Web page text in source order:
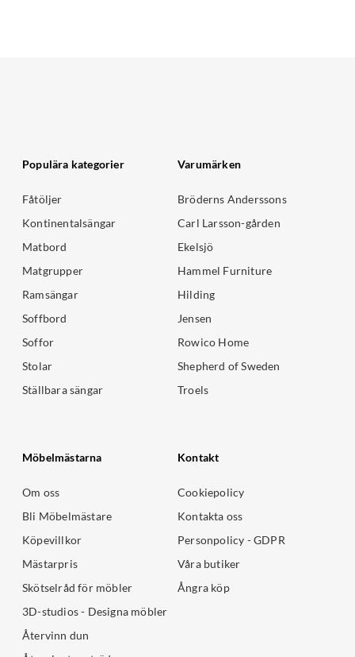
Populära kategorier
Fåtöljer
Kontinentalsängar
Matbord
Matgrupper
Ramsängar
Soffbord
Soffor
Stolar
Ställbara sängar
Varumärken
Bröderns Anderssons
Carl Larsson-gården
Ekelsjö
Hammel Furniture
Hilding
Jensen
Rowico Home
Shepherd of Sweden
Troels
Möbelmästarna
Om oss
Bli Möbelmästare
Köpevillkor
Mästarpris
Skötselråd för möbler
3D-studios - Designa möbler
Återvinn dun
Kontakt
Cookiepolicy
Kontakta oss
Personpolicy - GDPR
Våra butiker
Ångra köp